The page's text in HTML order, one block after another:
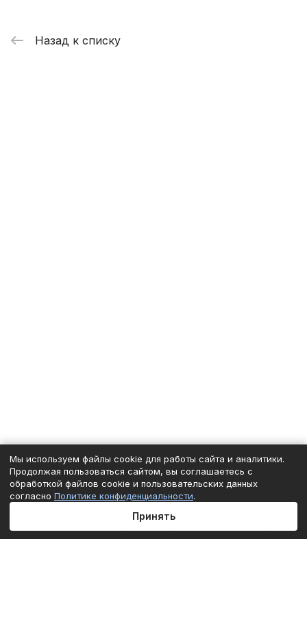
Под заказ
Назад к списку
Сравнение
Мы используем файлы cookie для работы сайта и аналитики.
Продолжая пользоваться сайтом, вы соглашаетесь с
обработкой файлов cookie и пользовательских данных
согласно Политике конфиденциальности.
Принять